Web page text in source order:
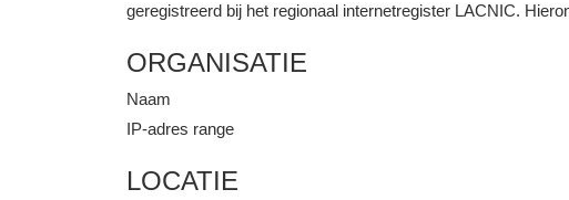
geregistreerd bij het regionaal internetregister LACNIC.
ORGANISATIE
Naam
IP-adres range
LOCATIE